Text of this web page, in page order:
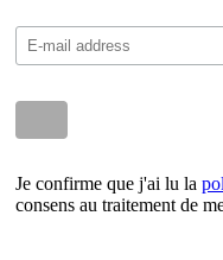
Je confirme que j'ai lu la
consens au traitement de